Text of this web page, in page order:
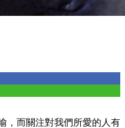
，而關注對我們所愛的人有